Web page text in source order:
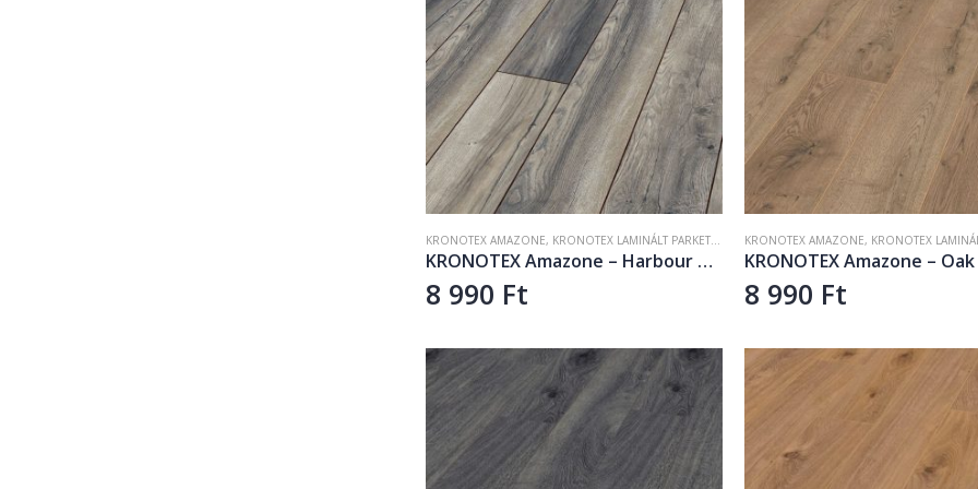
KRONOTEX AMAZONE, KRONOTEX LAMINÁLT PARKETTA LAMINÁLT PADLÓ
KRONOTEX Amazone – Harbour Oak grey D3572
8 990 Ft
KRONOTEX AMAZONE, KRONOTEX
8 990 Ft